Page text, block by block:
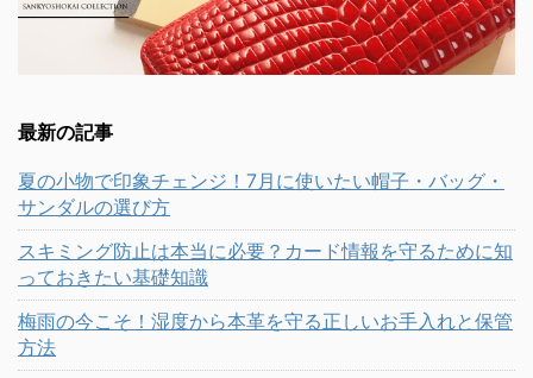
最新の記事
夏の小物で印象チェンジ！7月に使いたい帽子・バッグ・
サンダルの選び方
スキミング防止は本当に必要？カード情報を守るために知
っておきたい基礎知識
梅雨の今こそ！湿度から本革を守る正しいお手入れと保管
方法